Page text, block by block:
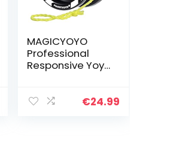
MAGICYOYO
Professional
Responsive Yoyo
voor kinderen
€24.99